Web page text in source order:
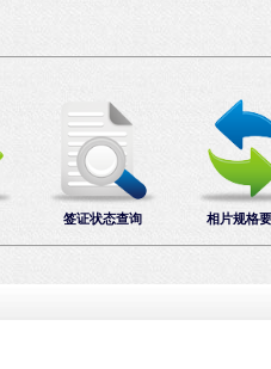
签证状态查询 相片规格